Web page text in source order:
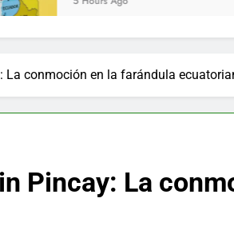
La conmoción en la farándula
Pincay: La